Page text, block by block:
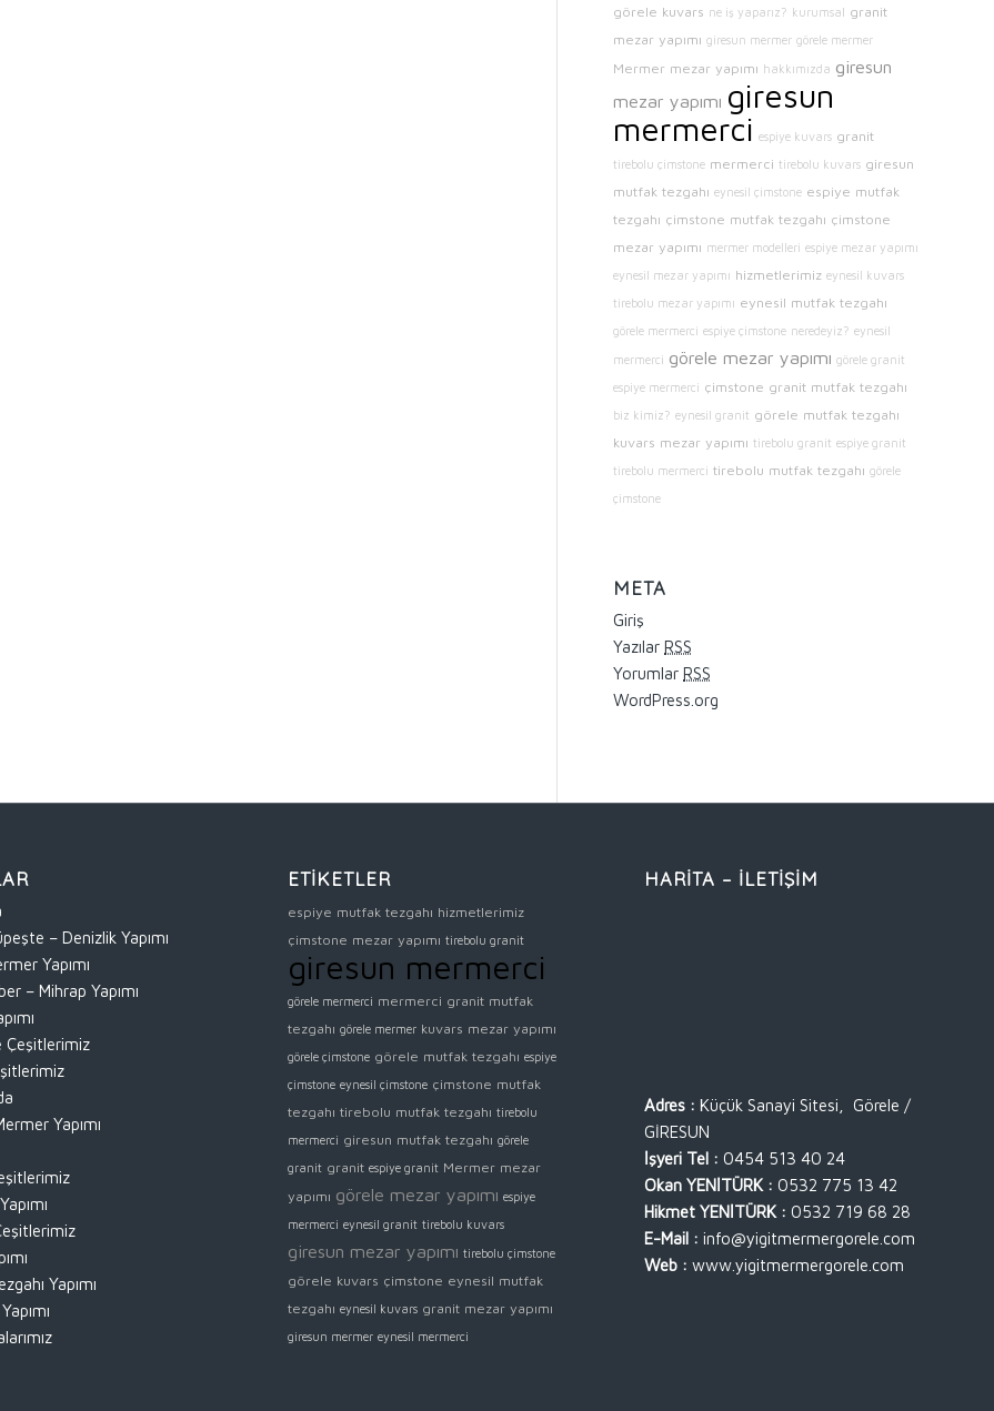
görele kuvars ne iş yaparız? kurumsal granit
mezar yapımı giresun mermer görele mermer
Mermer mezar yapımı hakkımızda giresun
mezar yapımı giresun
mermerci espiye kuvars granit
tirebolu çimstone mermerci tirebolu kuvars giresun
mutfak tezgahı eynesil çimstone espiye mutfak
tezgahı çimstone mutfak tezgahı çimstone
mezar yapımı mermer modelleri espiye mezar yapımı
eynesil mezar yapımı hizmetlerimiz eynesil kuvars
tirebolu mezar yapımı eynesil mutfak tezgahı
görele mermerci espiye çimstone neredeyiz? eynesil
mermerci görele mezar yapımı görele granit
espiye mermerci çimstone granit mutfak tezgahı
biz kimiz? eynesil granit görele mutfak tezgahı
kuvars mezar yapımı tirebolu granit espiye granit
tirebolu mermerci tirebolu mutfak tezgahı görele
çimstone
META
Giriş
YazılarRSS
YorumlarRSS
WordPress.org
– Denizlik Yapımı
Yapımı
– Mihrap Yapımı
Çeşitlerimiz
Yapımı
Yapımı
ETİKETLER
espiye mutfak tezgahı hizmetlerimiz
çimstone mezar yapımı tirebolu granit
giresun mermerci
görele mermerci mermerci granit mutfak
tezgahı görele mermer kuvars mezar yapımı
görele çimstone görele mutfak tezgahı espiye
çimstone eynesil çimstone çimstone mutfak
tezgahı tirebolu mutfak tezgahı tirebolu
mermerci giresun mutfak tezgahı görele
granit granit espiye granit Mermer mezar
yapımı görele mezar yapımı espiye
mermerci eynesil granit tirebolu kuvars
giresun mezar yapımı tirebolu çimstone
görele kuvars çimstone eynesil mutfak
tezgahı eynesil kuvars granit mezar yapımı
giresun mermer eynesil mermerci
HARİTA – İLETİŞİM
Adres : Küçük Sanayi Sitesi, Görele /
GİRESUN
İşyeri Tel : 0454 513 40 24
Okan YENİTÜRK : 0532 775 13 42
Hikmet YENİTÜRK : 0532 719 68 28
E-Mail : info@yigitmermergorele.com
Web : www.yigitmermergorele.com